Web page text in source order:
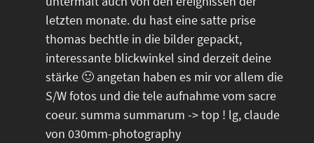
letzten monate. du hast eine satte prise
thomas bechtle in die bilder gepackt,
interessante blickwinkel sind derzeit deine
stärke 🙂 angetan haben es mir vor allem die
S/W fotos und die tele aufnahme vom sacre
coeur. summa summarum -> top ! lg, claude
von 030mm-photography